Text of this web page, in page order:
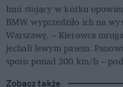
Inni stojący w korku
BMW wyprzedziło ich na
Warszawę. – Kierowca
jechali lewym pasem.
sporo ponad 200 km/h –
Zobacz także